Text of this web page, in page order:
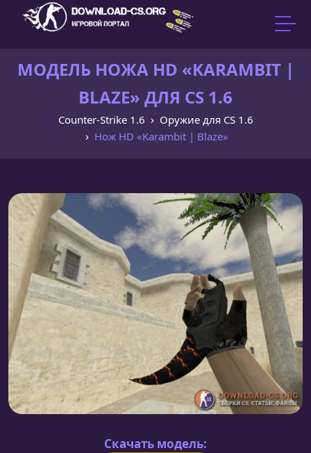
МОДЕЛЬ НОЖА HD «KARAMBIT |
BLAZE» ДЛЯ CS 1.6
Counter-Strike 1.6
Оружие для CS 1.6
Нож HD «Karambit | Blaze»
Скачать модель: